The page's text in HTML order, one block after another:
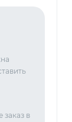
заказ в